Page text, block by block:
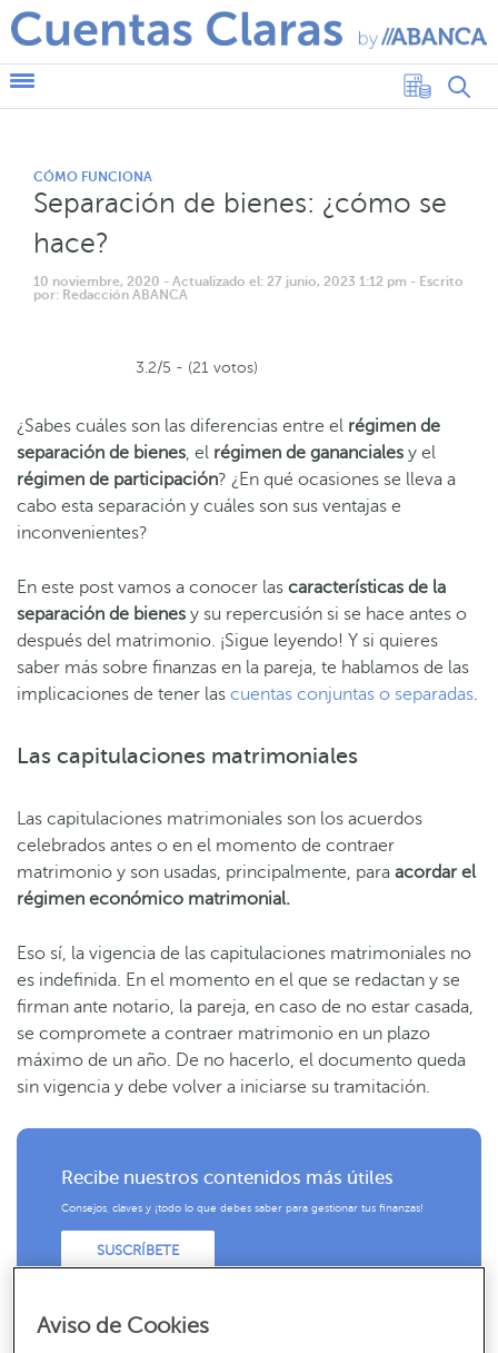
CÓMO FUNCIONA
Separación de bienes: ¿cómo se
hace?
10 noviembre, 2020 - Actualizado el: 27 junio, 2023 1:12 pm - Escrito
por: Redacción ABANCA
3.2/5 - (21 votos)
¿Sabes cuáles son las diferencias entre el régimen de
separación de bienes, el régimen de gananciales y el
régimen de participación? ¿En qué ocasiones se lleva a
cabo esta separación y cuáles son sus ventajas e
inconvenientes?
En este post vamos a conocer las características de la
separación de bienes y su repercusión si se hace antes o
después del matrimonio. ¡Sigue leyendo! Y si quieres
saber más sobre finanzas en la pareja, te hablamos de las
implicaciones de tener las cuentas conjuntas o separadas.
Las capitulaciones matrimoniales
Las capitulaciones matrimoniales son los acuerdos
celebrados antes o en el momento de contraer
matrimonio y son usadas, principalmente, para acordar el
régimen económico matrimonial.
Eso sí, la vigencia de las capitulaciones matrimoniales no
es indefinida. En el momento en el que se redactan y se
firman ante notario, la pareja, en caso de no estar casada,
se compromete a contraer matrimonio en un plazo
máximo de un año. De no hacerlo, el documento queda
sin vigencia y debe volver a iniciarse su tramitación.
Recibe nuestros contenidos más útiles
Consejos, claves y ¡todo lo que debes saber para gestionar tus finanzas!
SUSCRÍBETE
Aviso de Cookies